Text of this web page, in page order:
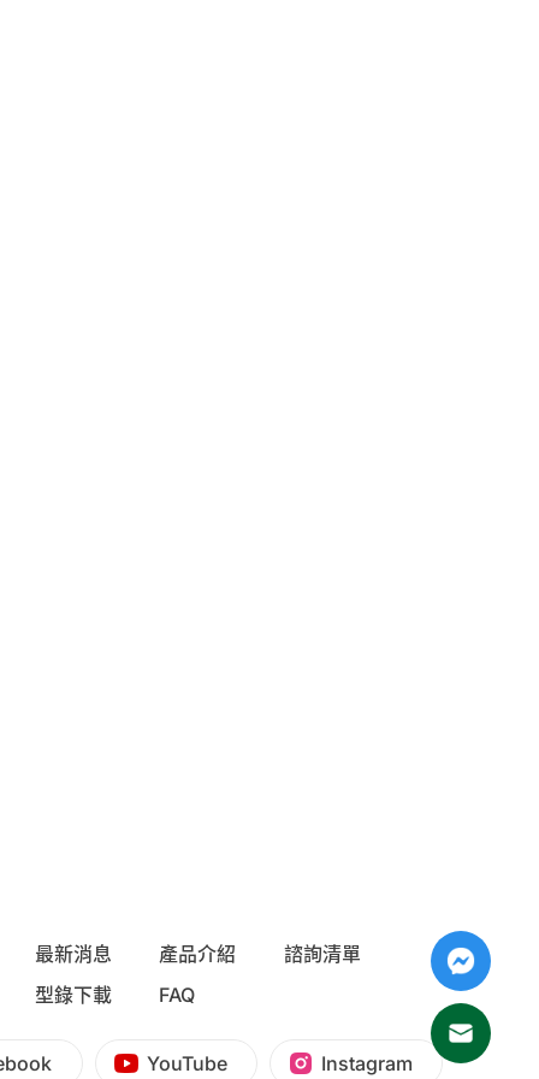
最新消息 產品介紹
諮詢清單
型錄下載
FAQ
YouTube Instagram